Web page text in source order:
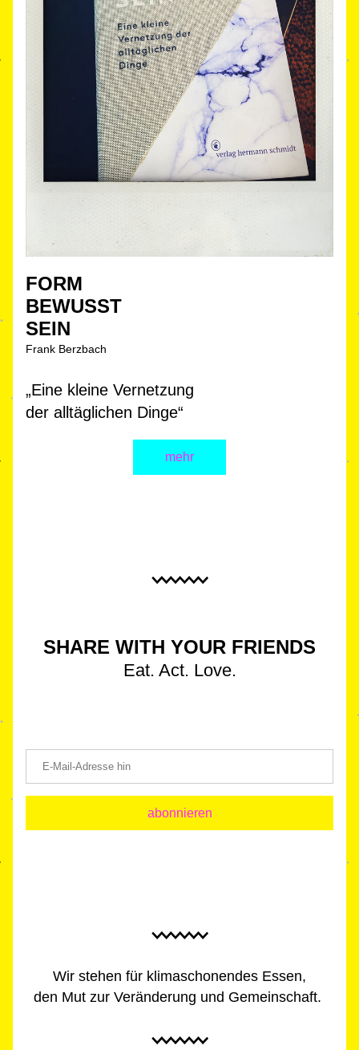
FORM
BEWUSST
SEIN
Frank Berzbach
„Eine kleine Vernetzung
der alltäglichen Dinge“
mehr
SHARE WITH YOUR FRIENDS
Eat. Act. Love.
abonnieren
Wir stehen für klimaschonendes Essen,
den Mut zur Veränderung und Gemeinschaft.